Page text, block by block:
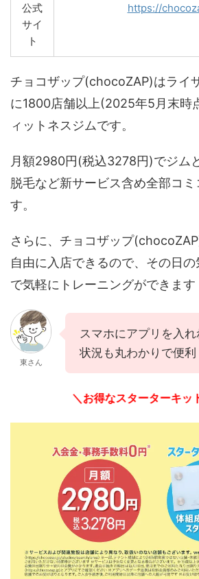
公式
サイ
ト
https://
チョコザップ(chocoZAP)はライ
に1800店舗以上(2025年5月末時
ィットネスジムです。
月額2980円(税込3278円)でジム
脱毛など新サービス含め全部コミ
す。
さらに、チョコザップ
自由に入店できるので、その日
で気軽にトレーニングができます
東さん
スマホにアプリを入
状況も丸わかりで便利
＼お得なスターターキッ